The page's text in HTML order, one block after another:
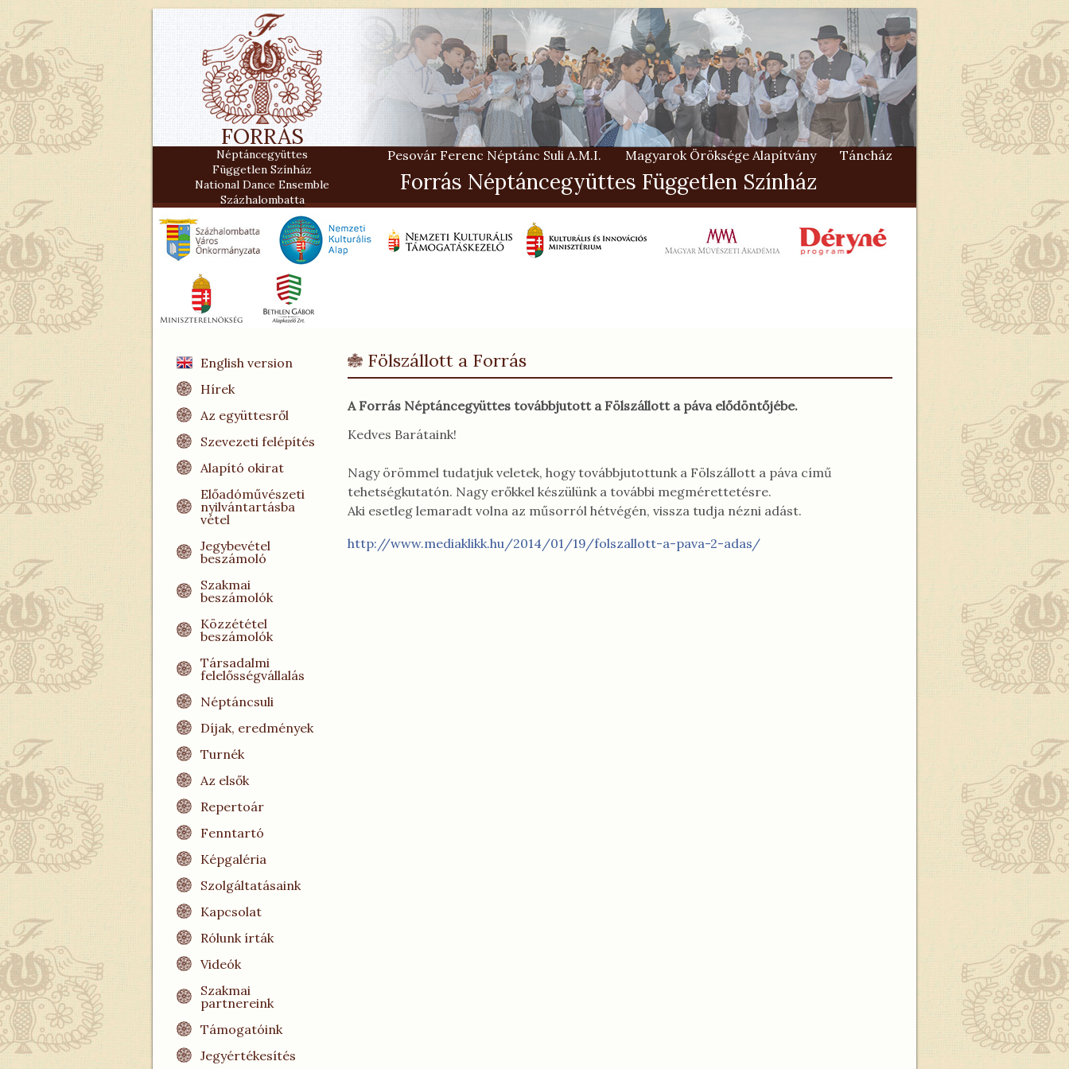
FORRÁS
Néptáncegyüttes
Független Színház
National Dance Ensemble
Százhalombatta
Táncház
Magyarok Öröksége Alapítvány
Pesovár Ferenc Néptánc Suli A.M.I.
Forrás Néptáncegyüttes Független Színház
English version
Hírek
Az együttesről
Szevezeti felépítés
Alapító okirat
Előadóművészeti
nyilvántartásba
vétel
Jegybevétel
beszámoló
Szakmai
beszámolók
Közzététel
beszámolók
Társadalmi
felelősségvállalás
Néptáncsuli
Díjak, eredmények
Turnék
Az elsők
Repertoár
Fenntartó
Képgaléria
Szolgáltatásaink
Kapcsolat
Rólunk írták
Videók
Szakmai
partnereink
Támogatóink
Jegyértékesítés
Fölszállott a Forrás
A Forrás Néptáncegyüttes továbbjutott a Fölszállott a páva elődöntőjébe.
Kedves Barátaink!
Nagy örömmel tudatjuk veletek, hogy továbbjutottunk a Fölszállott a páva című
tehetségkutatón. Nagy erőkkel készülünk a további megmérettetésre.
Aki esetleg lemaradt volna az műsorról hétvégén, vissza tudja nézni adást.
http://www.mediaklikk.hu/2014/01/19/folszallott-a-pava-2-adas/